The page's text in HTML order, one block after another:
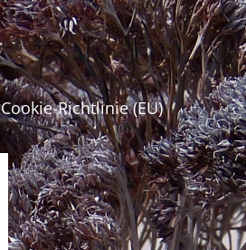
Cookie-Richtlinie (EU)